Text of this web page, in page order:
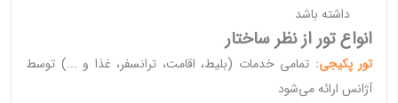
داشته باشد
انواع تور از نظر ساختار
تور پکیجی: تمامی خدمات (بلیط، اقامت، ترانسفر، غذا و ...) توسط
آژانس ارائه می‌شود